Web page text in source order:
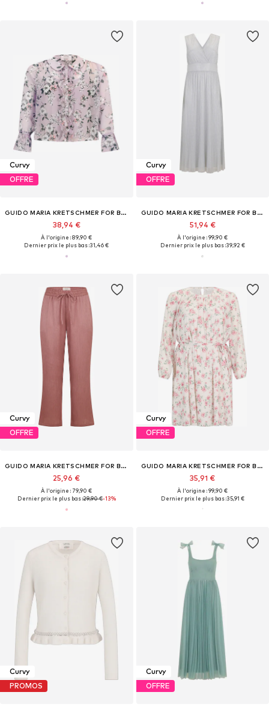
Curvy
OFFRE
GUIDO MARIA KRETSCHMER FOR BRIDGERTON
38,94 €
À l'origine : 89,90 €
Dernier prix le plus bas :31,46 €
Curvy
OFFRE
GUIDO MARIA KRETSCHMER FOR BRIDGERTON
51,94 €
À l'origine : 99,90 €
Dernier prix le plus bas :39,92 €
Curvy
OFFRE
GUIDO MARIA KRETSCHMER FOR BRIDGERTON
25,96 €
À l'origine : 79,90 €
Dernier prix le plus bas :29,90 €-13%
Curvy
OFFRE
GUIDO MARIA KRETSCHMER FOR BRIDGERTON
35,91 €
À l'origine : 99,90 €
Dernier prix le plus bas :35,91 €
Curvy
PROMOS
Curvy
OFFRE